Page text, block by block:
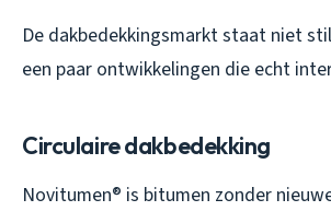
De dakbedekkingsmarkt staat niet
een paar ontwikkelingen die echt
Circulaire dakbedekking
Novitumen® is bitumen zonder